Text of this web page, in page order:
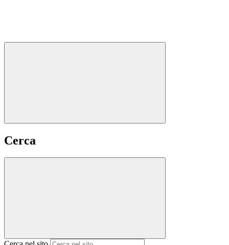
Cerca